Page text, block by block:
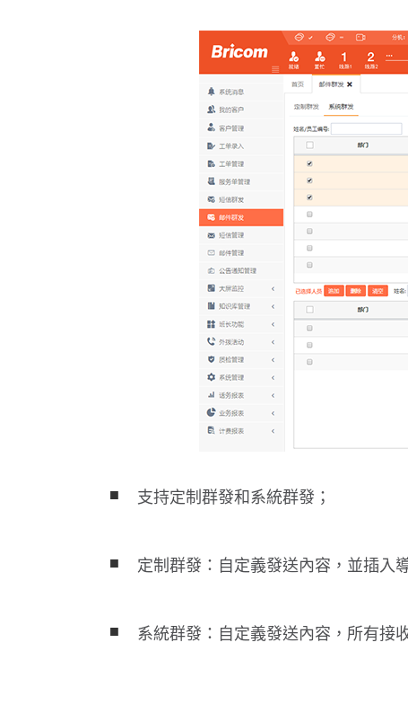
■ 支持定制群發和系統群發；
■ 定制群發：自定義發送內容，並插入
■ 系統群發：自定義發送內容，所有接